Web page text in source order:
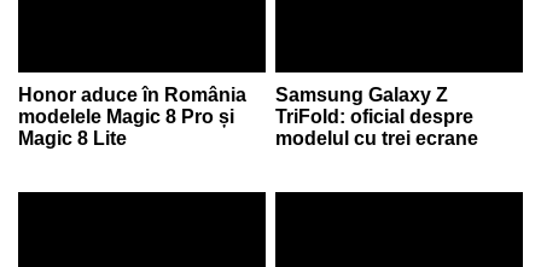
Honor aduce în România
modelele Magic 8 Pro și
Magic 8 Lite
Samsung Galaxy Z
TriFold: oficial despre
modelul cu trei ecrane